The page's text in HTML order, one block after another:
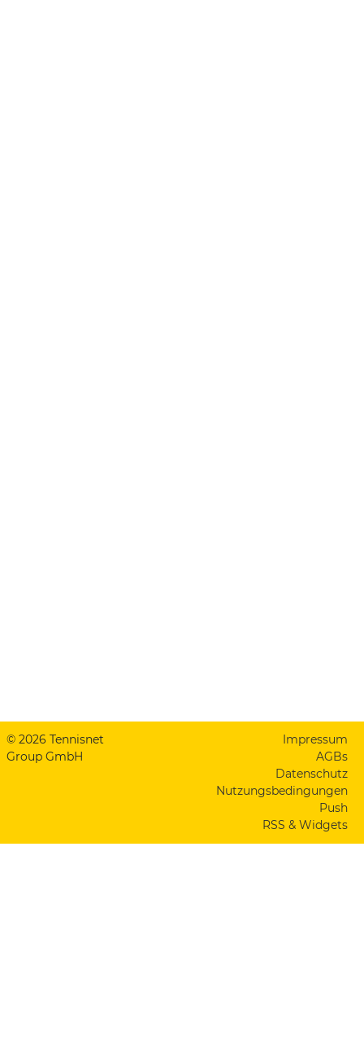
© 2026 Tennisnet
Group GmbH
Impressum
AGBs
Datenschutz
Nutzungsbedingungen
Push
RSS & Widgets